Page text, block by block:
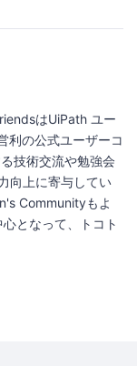
はUiPath ユー
利の公式ユーザーコ
技術交流や勉強会
向上に寄与してい
Communityもよ
となって、トコト